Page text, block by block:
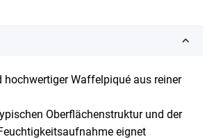
hochwertiger Waffelpiqué aus reiner
Oberflächenstruktur und der
eignet